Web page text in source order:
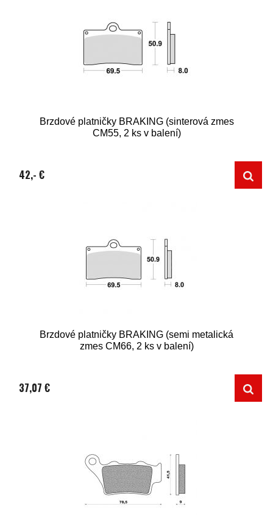
Brzdové platničky BRAKING (sinterová zmes
CM55, 2 ks v balení)
42,- €
Brzdové platničky BRAKING (semi metalická
zmes CM66, 2 ks v balení)
37,07 €